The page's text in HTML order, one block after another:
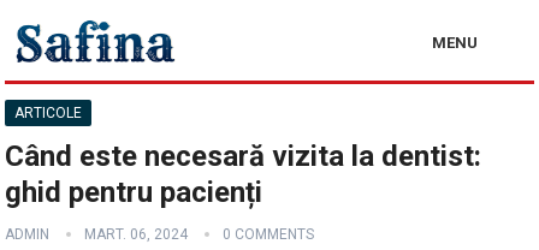
MENU
ARTICOLE
Când este necesară vizita la dentist:
ghid pentru pacienți
ADMIN MART. 06, 2024 0 COMMENTS